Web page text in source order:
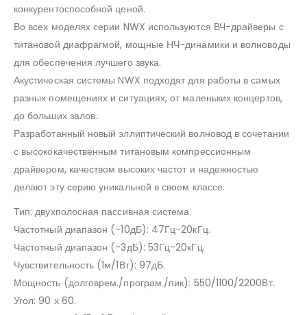
конкурентоспособной ценой.
Во всех моделях серии NWX используются ВЧ-драйверы с
титановой диафрагмой, мощные НЧ-динамики и волноводы
для обеспечения лучшего звука.
Акустическая системы NWX подходят для работы в самых
разных помещениях и ситуациях, от маленьких концертов,
до больших залов.
Разработанный новый эллиптический волновод в сочетании
с высококачественным титановым компрессионным
драйвером, качеством высоких частот и надежностью
делают эту серию уникальной в своем классе.
Тип: двухполосная пассивная система.
Частотный диапазон (-10дБ): 47Гц-20кГц.
Частотный диапазон (-3дБ): 53Гц-20кГц.
Чувствительность (1м/1Вт): 97дБ.
Мощность (долговрем./програм./пик): 550/1100/2200Вт.
Угол: 90 х 60.